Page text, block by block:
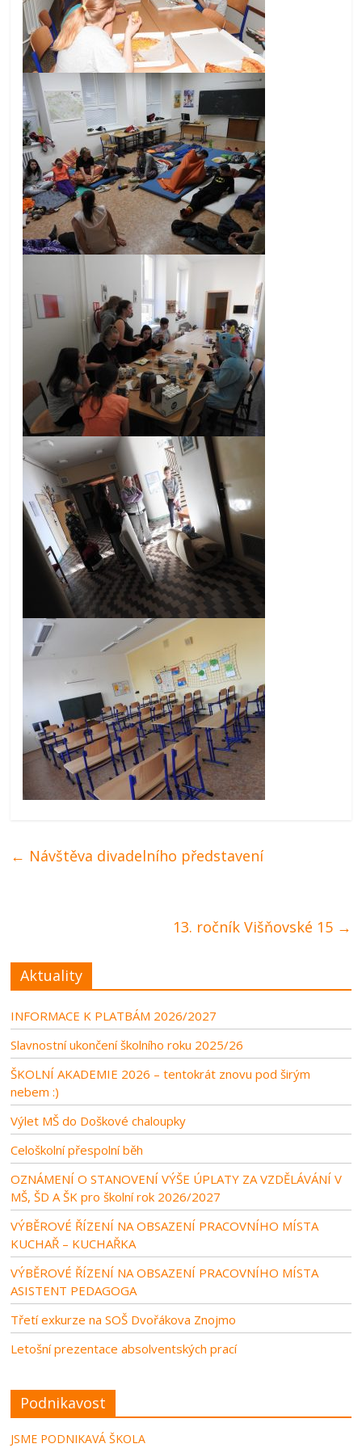
← Návštěva divadelního představení
13. ročník Višňovské 15 →
Aktuality
INFORMACE K PLATBÁM 2026/2027
Slavnostní ukončení školního roku 2025/26
ŠKOLNÍ AKADEMIE 2026 – tentokrát znovu pod širým
nebem :)
Výlet MŠ do Doškové chaloupky
Celoškolní přespolní běh
OZNÁMENÍ O STANOVENÍ VÝŠE ÚPLATY ZA VZDĚLÁVÁNÍ V
MŠ, ŠD A ŠK pro školní rok 2026/2027
VÝBĚROVÉ ŘÍZENÍ NA OBSAZENÍ PRACOVNÍHO MÍSTA
KUCHAŘ – KUCHAŘKA
VÝBĚROVÉ ŘÍZENÍ NA OBSAZENÍ PRACOVNÍHO MÍSTA
ASISTENT PEDAGOGA
Třetí exkurze na SOŠ Dvořákova Znojmo
Letošní prezentace absolventských prací
Podnikavost
JSME PODNIKAVÁ ŠKOLA